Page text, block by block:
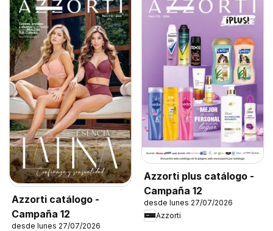
Azzorti catálogo -
Campaña 12
desde lunes 27/07/2026
Azzorti plus catálogo -
Campaña 12
desde lunes 27/07/2026
Azzorti